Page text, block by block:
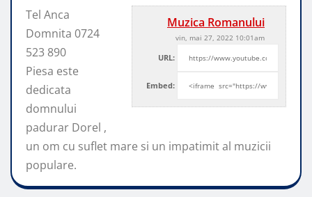
Muzica Romanului
vin, mai 27, 2022 10:01am
URL:
Embed:
Tel Anca
Domnita 0724
523 890
Piesa este
dedicata
domnului
padurar Dorel ,
un om cu suflet mare si un impatimital muzicii
populare.